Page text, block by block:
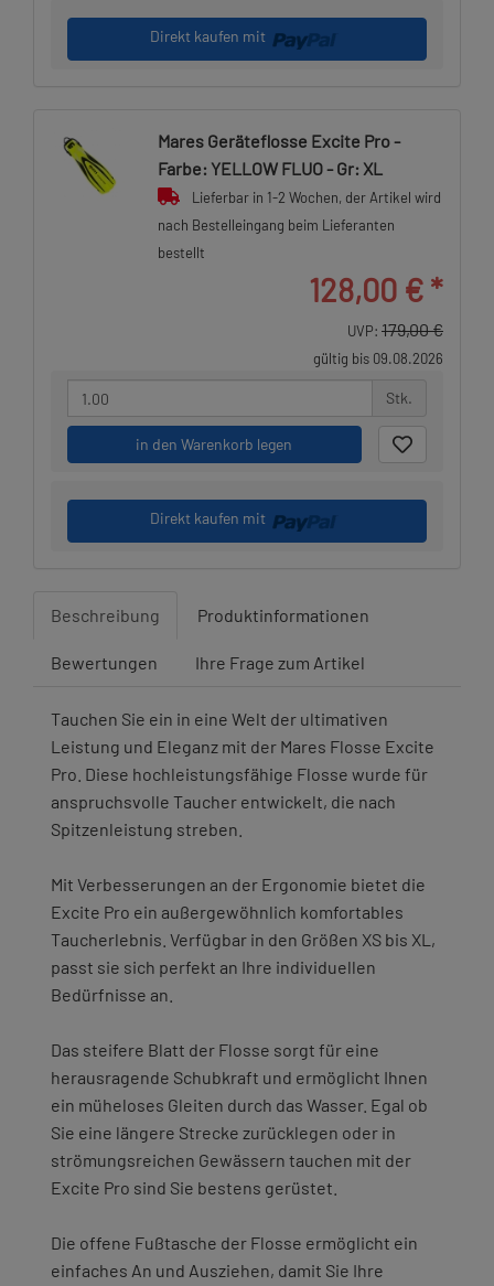
Direkt kaufen mit
Mares Geräteflosse Excite Pro -
Farbe: YELLOW FLUO - Gr: XL
Lieferbar in 1-2 Wochen, der Artikel wird
nach Bestelleingang beim Lieferanten
bestellt
128,00 € *
UVP: 179,00 €
gültig bis 09.08.2026
Stk.
in den Warenkorb legen
Direkt kaufen mit
Beschreibung Produktinformationen
Bewertungen Ihre Frage zum Artikel
Tauchen Sie ein in eine Welt der ultimativen
Leistung und Eleganz mit der Mares Flosse Excite
Pro. Diese hochleistungsfähige Flosse wurde für
anspruchsvolle Taucher entwickelt, die nach
Spitzenleistung streben.
Mit Verbesserungen an der Ergonomie bietet die
Excite Pro ein außergewöhnlich komfortables
Taucherlebnis. Verfügbar in den Größen XS bis XL,
passt sie sich perfekt an Ihre individuellen
Bedürfnisse an.
Das steifere Blatt der Flosse sorgt für eine
herausragende Schubkraft und ermöglicht Ihnen
ein müheloses Gleiten durch das Wasser. Egal ob
Sie eine längere Strecke zurücklegen oder in
strömungsreichen Gewässern tauchen mit der
Excite Pro sind Sie bestens gerüstet.
Die offene Fußtasche der Flosse ermöglicht ein
einfaches An und Ausziehen, damit Sie Ihre